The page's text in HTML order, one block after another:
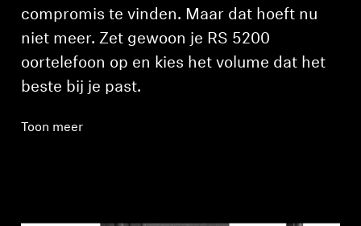
compromis te vinden. Maar dat hoeft nu
niet meer. Zet gewoon je RS 5200
oortelefoon op en kies het volume dat het
beste bij je past.
Toon meer